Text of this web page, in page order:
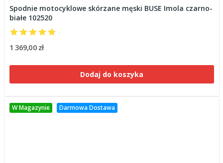
Spodnie motocyklowe skórzane męski BUSE Imola czarno-
białe 102520
1 369,00 zł
Dodaj do koszyka
W Magazynie Darmowa Dostawa